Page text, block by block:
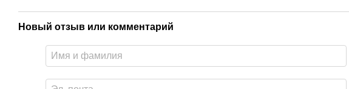
Новый отзыв или комментарий